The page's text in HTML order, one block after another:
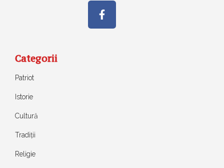
Categorii
Patriot
Istorie
Cultură
Tradiții
Religie